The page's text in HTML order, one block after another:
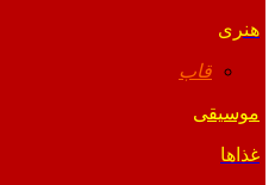
هنری
قاب
موسیقی
غذاها